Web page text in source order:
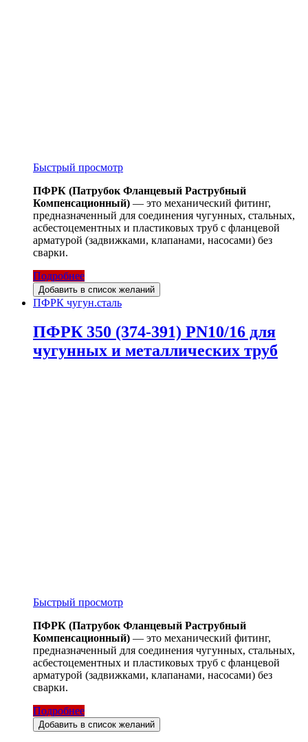
Быстрый просмотр
ПФРК (Патрубок Фланцевый Раструбный
Компенсационный) — это механический фитинг,
предназначенный для соединения чугунных, стальных,
асбестоцементных и пластиковых труб с фланцевой
арматурой (задвижками, клапанами, насосами) без
сварки.
Подробнее
Добавить в список желаний
ПФРК чугун.сталь
ПФРК 350 (374-391) PN10/16 для
чугунных и металлических труб
Быстрый просмотр
ПФРК (Патрубок Фланцевый Раструбный
Компенсационный) — это механический фитинг,
предназначенный для соединения чугунных, стальных,
асбестоцементных и пластиковых труб с фланцевой
арматурой (задвижками, клапанами, насосами) без
сварки.
Подробнее
Добавить в список желаний